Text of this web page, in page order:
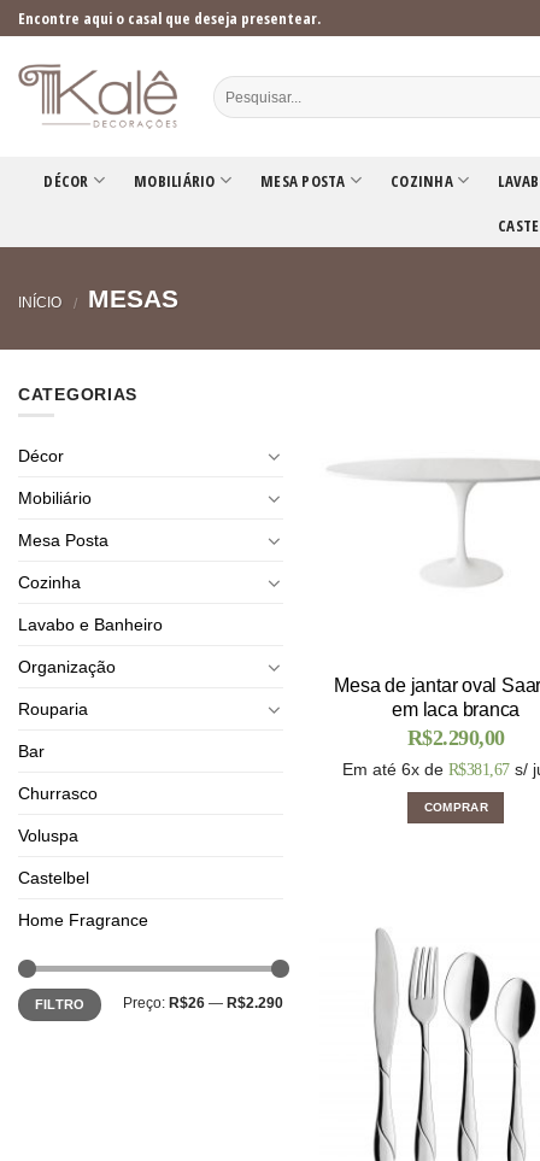
Skip
to
content
Encontre aqui o casal que deseja presentear.
DÉCOR MOBILIÁRIO MESA POSTA COZINHA
INÍCIO / MESAS
CATEGORIAS
Décor
Mobiliário
Mesa Posta
Cozinha
Lavabo e Banheiro
Organização
Rouparia
Bar
Churrasco
Voluspa
Castelbel
Home Fragrance
FILTRO Preço: R$26 — R$2.290
Mesa de jantar oval
em laca branca
R$2.290,00
Em até 6x de R$381,67 s/
COMPRAR